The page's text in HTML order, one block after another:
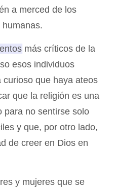
a merced de los
más críticos de la
esos individuos
curioso que haya ateos
que la religión es una
para no sentirse solo
y que, por otro lado,
de creer en Dios en
y mujeres que se